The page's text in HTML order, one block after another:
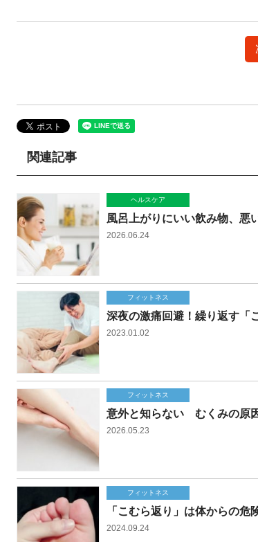
関連記事
ヘルスケア
風呂上がりにいい飲み物、悪
2026.06.24
フィットネス
深夜の激痛回避！繰り返す「
2023.01.02
フィットネス
意外と知らない むくみの原
2026.05.23
フィットネス
「こむら返り」は体からの危
2024.09.24